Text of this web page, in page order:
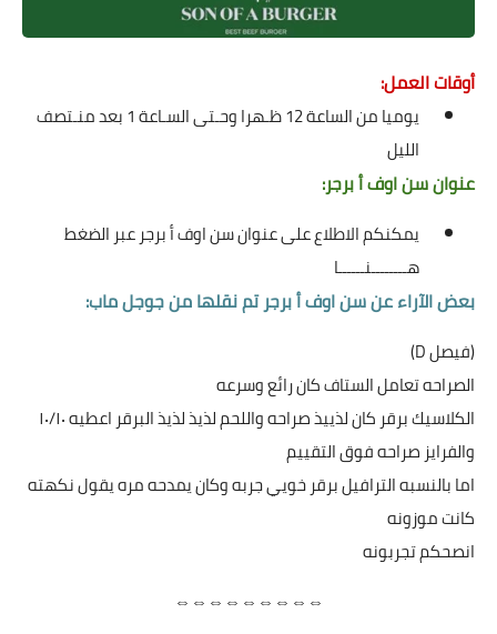
أوقات العمل:
يوميا من الساعة 12 ظـهرا وحـتى السـاعة 1 بعد منـتصف
الليل
عنوان سن اوف أ برجر:
يمكنكم الاطلاع على عنوان سن اوف أ برجر عبر الضغط
هــــــــنــــــا
بعض الآراء عن سن اوف أ برجر تم نقلها من جوجل ماب:
(فيصل D)
الصراحه تعامل الستاف كان رائع وسرعه
الكلاسيك برقر كان لذييذ صراحه واللحم لذيذ لذيذ البرقر اعطيه ١٠/١٠
والفرايز صراحه فوق التقييم
اما بالنسبه الترافيل برقر خويي جربه وكان يمدحه مره يقول نكهته
كانت موزونه
انصحكم تجربونه
⇔⇔⇔⇔⇔⇔⇔⇔⇔